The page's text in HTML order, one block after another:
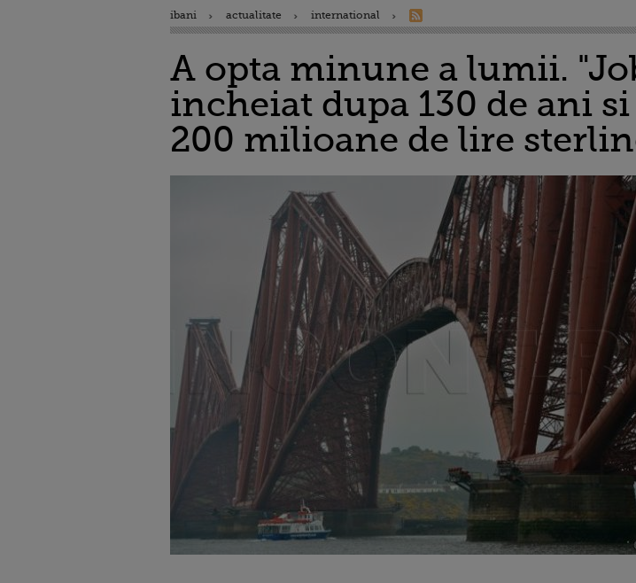
ibani actualitate international
A opta minune a lumii.
incheiat dupa 130 de ani
200 milioane de lire